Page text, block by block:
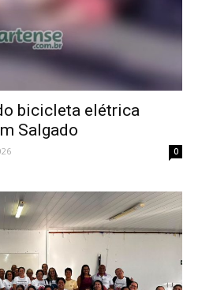
bicicleta elétrica
Salgado
0